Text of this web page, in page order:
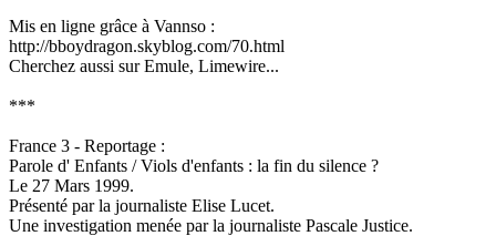
Mis en ligne grâce à Vannso :
http://bboydragon.skyblog.com/70.html
Cherchez aussi sur Emule, Limewire...
***
France 3 - Reportage :
Parole d' Enfants / Viols d'enfants : la fin du silence ?
Le 27 Mars 1999.
Présenté par la journaliste Elise Lucet.
Une investigation menée par la journaliste Pascale Justice.